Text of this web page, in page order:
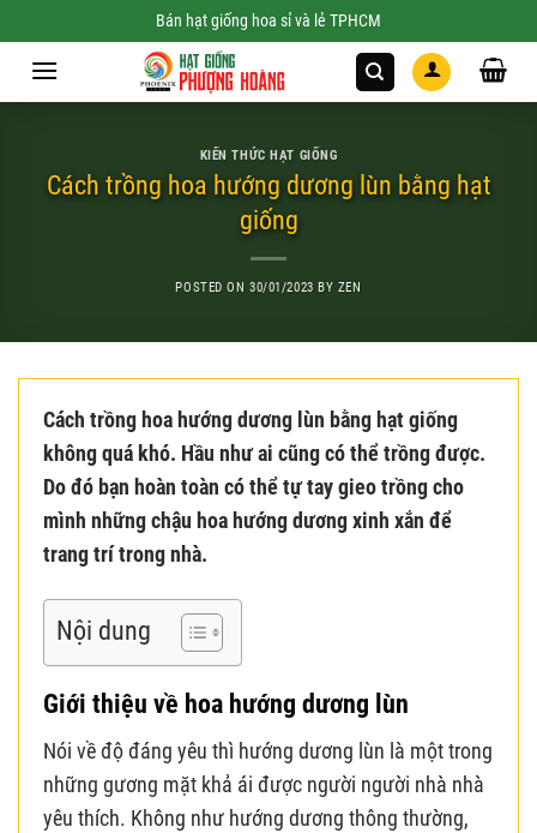
to
content
Bán hạt giống hoa sỉ và lẻ TPHCM
KIẾN THỨC HẠT GIỐNG
Cách trồng hoa hướng dương lùn bằng hạt
giống
POSTED ON30/01/2023 BY ZEN
Cách trồng hoa hướng dương lùn bằng hạt giống
không quá khó. Hầu như ai cũng có thể trồng được.
Do đó bạn hoàn toàn có thể tự tay gieo trồng cho
mình những chậu hoa hướng dương xinh xắn để
trang trí trong nhà.
Nội dung
Giới thiệu về hoa hướng dương lùn
Nói về độ đáng yêu thì hướng dương lùn là một trong
những gương mặt khả ái được người người nhà nhà
yêu thích. Không như hướng dương thông thường,